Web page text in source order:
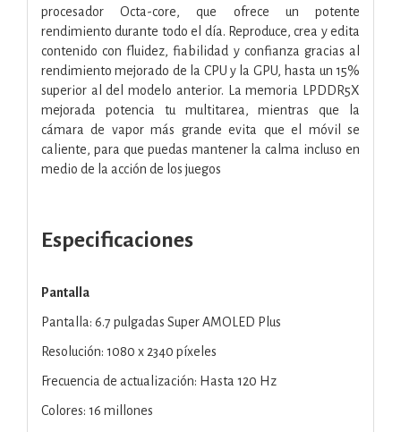
procesador Octa-core, que ofrece un potente
rendimiento durante todo el día. Reproduce, crea y edita
contenido con fluidez, fiabilidad y confianza gracias al
rendimiento mejorado de la CPU y la GPU, hasta un 15%
superior al del modelo anterior. La memoria LPDDR5X
mejorada potencia tu multitarea, mientras que la
cámara de vapor más grande evita que el móvil se
caliente, para que puedas mantener la calma incluso en
medio de la acción de los juegos
Especificaciones
Pantalla
Pantalla: 6.7 pulgadas Super AMOLED Plus
Resolución: 1080 x 2340 píxeles
Frecuencia de actualización: Hasta 120 Hz
Colores: 16 millones